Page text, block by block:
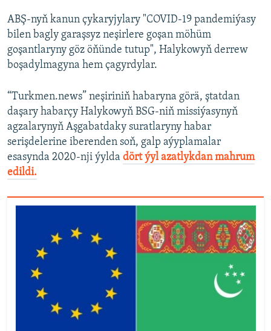
ABŞ-nyň kanun çykaryjylary "COVID-19 pandemiýasy
bilen bagly garaşsyz neşirlere goşan möhüm
goşantlaryny göz öňünde tutup", Halykowyň derrew
boşadylmagyna hem çagyrdylar.
“Turkmen.news” neşiriniň habaryna görä, ştatdan
daşary habarçy Halykowyň BSG-niň missiýasynyň
agzalarynyň Aşgabatdaky suratlaryny habar
serişdelerine iberenden soň, galp aýyplamalar
esasynda 2020-nji ýylda dört ýyl azatlykdan mahrum
edildi.